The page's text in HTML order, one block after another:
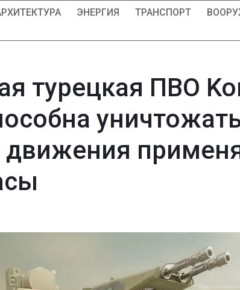
ЭНЕРГИЯ ТРАНСПОРТ
турецкая ПВО
движения